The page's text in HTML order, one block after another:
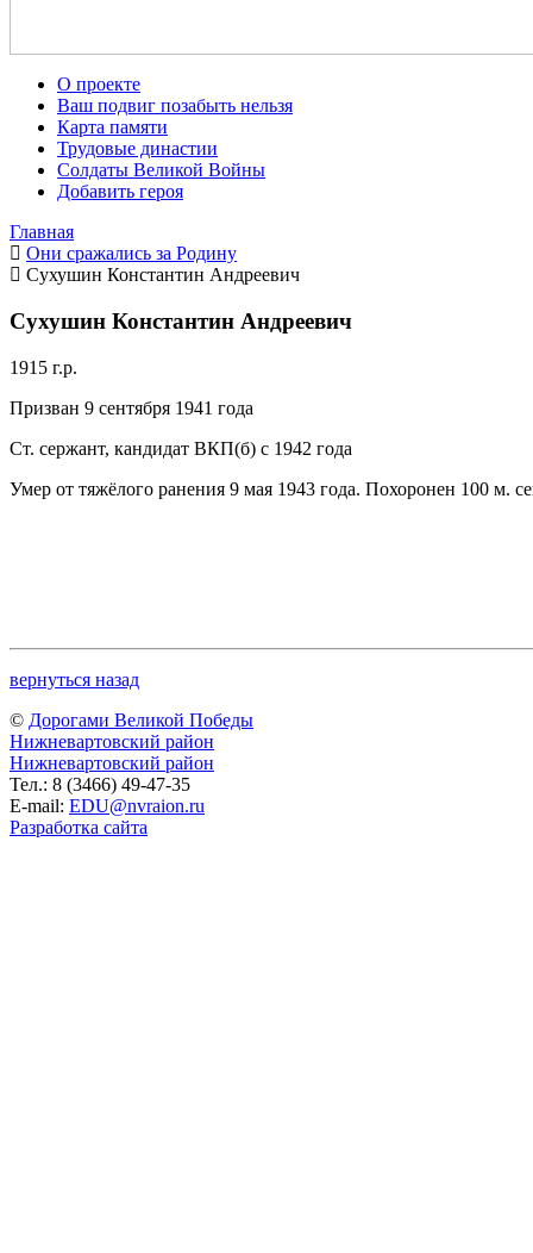
О проекте
Ваш подвиг позабыть нельзя
Карта памяти
Трудовые династии
Солдаты Великой Войны
Добавить героя
Главная
Они сражались за Родину
Сухушин Константин Андреевич
Сухушин Константин Андреевич
1915 г.р.
Призван 9 сентября 1941 года
Ст. сержант, кандидат ВКП(б) с 1942 года
Умер от тяжёлого ранения 9 мая 1943 года. Похоронен 100 м.
вернуться назад
© Дорогами Великой Победы
Нижневартовский район
Нижневартовский район
Тел.: 8 (3466) 49-47-35
E-mail: EDU@nvraion.ru
Разработка сайта